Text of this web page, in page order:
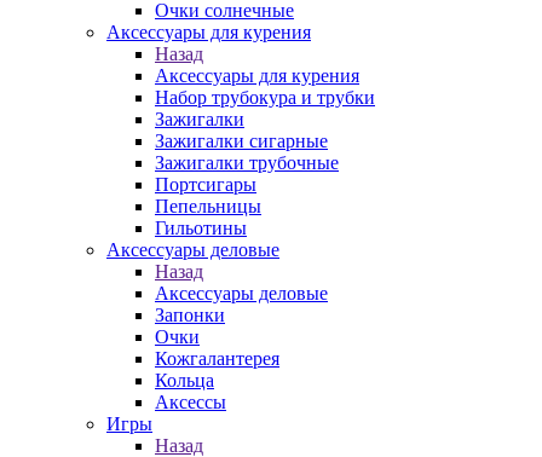
Очки солнечные
Аксессуары для курения
Назад
Аксессуары для курения
Набор трубокура и трубки
Зажигалки
Зажигалки сигарные
Зажигалки трубочные
Портсигары
Пепельницы
Гильотины
Аксессуары деловые
Назад
Аксессуары деловые
Запонки
Очки
Кожгалантерея
Кольца
Аксессы
Игры
Назад